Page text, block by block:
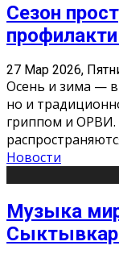
Сезон
27 Мар 2026,
Осень и зима —
но и
гриппом и ОРВИ.
Новости
Музыка